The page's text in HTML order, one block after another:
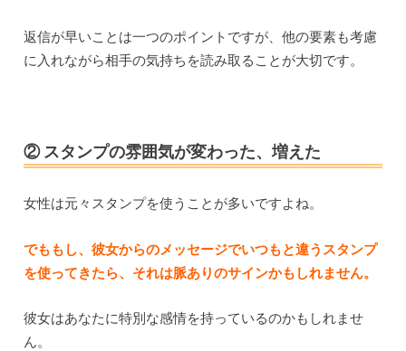
返信が早いことは一つのポイントですが、他の要素も考慮
に入れながら相手の気持ちを読み取ることが大切です。
② スタンプの雰囲気が変わった、増えた
女性は元々スタンプを使うことが多いですよね。
でももし、彼女からのメッセージでいつもと違うスタンプ
を使ってきたら、それは脈ありのサインかもしれません。
彼女はあなたに特別な感情を持っているのかもしれませ
ん。